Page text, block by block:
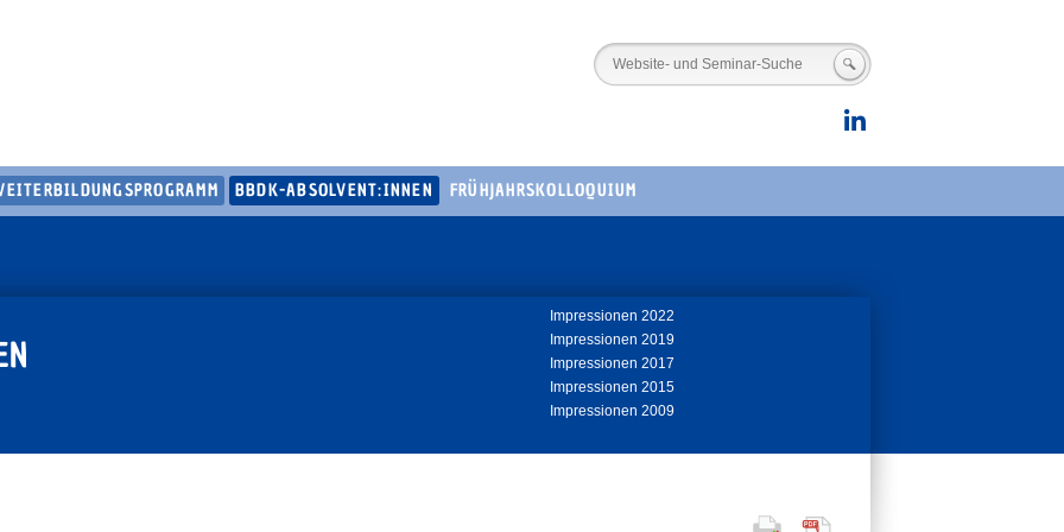
BBDK-ABSOLVENT:INNEN FRÜHJAHRSKOLLOQUIUM
Navigation
überspringen
Impressionen 2022
Impressionen 2019
Impressionen 2017
Impressionen 2015
Impressionen 2009